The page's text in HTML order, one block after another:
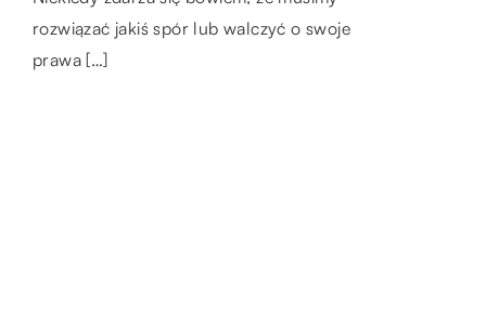
obróbkę jest metalem szeroko
wykorzystywanym w różnych gałęziach
rozwiązać jakiś spór lub walczyć o swoje
prawa […]
sprawdzi się podczas przygotowywania […]